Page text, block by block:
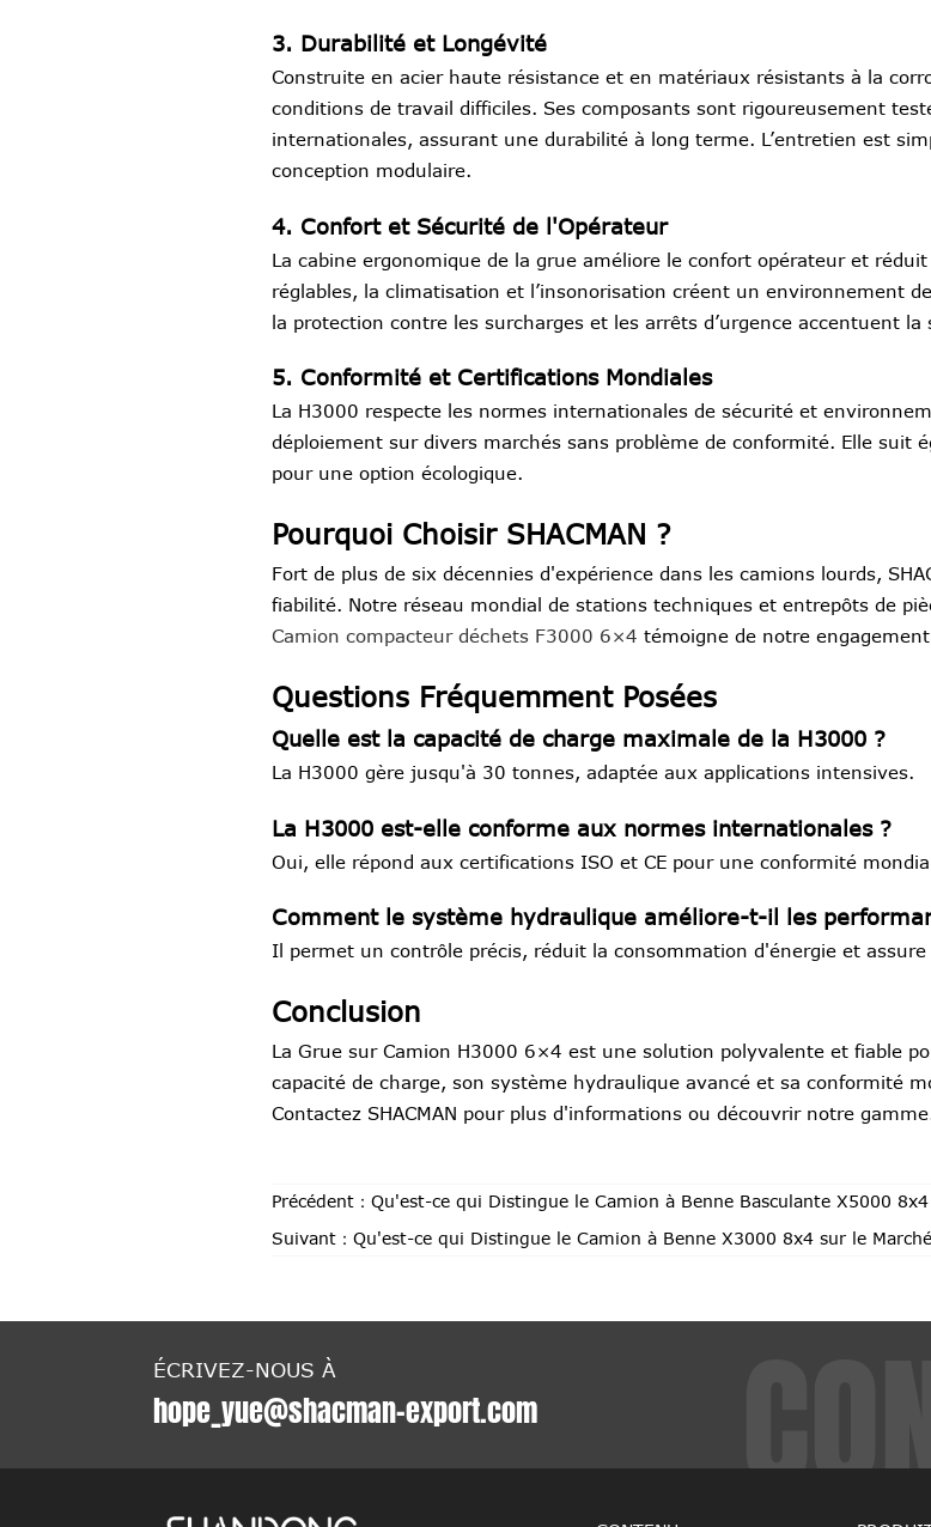
3. Durabilité et Longévité
Construite en acier haute résistance et en matériaux résistants à la
conditions de travail difficiles. Ses composants sont rigoureusement
internationales, assurant une durabilité à long terme. L’entretien est
conception modulaire.
4. Confort et Sécurité de l'Opérateur
La cabine ergonomique de la grue améliore le confort opérateur et
réglables, la climatisation et l’insonorisation créent un environnement
la protection contre les surcharges et les arrêts d’urgence accentuent la
5. Conformité et Certifications Mondiales
La H3000 respecte les normes internationales de sécurité et
déploiement sur divers marchés sans problème de conformité. Elle suit
pour une option écologique.
Pourquoi Choisir SHACMAN ?
Fort de plus de six décennies d'expérience dans les camions lourds,
fiabilité. Notre réseau mondial de stations techniques et entrepôts de
Camion compacteur déchets F3000 6×4 témoigne de notre
Questions Fréquemment Posées
Quelle est la capacité de charge maximale de la H3000 ?
La H3000 gère jusqu'à 30 tonnes, adaptée aux applications intensives.
La H3000 est-elle conforme aux normes internationales ?
Oui, elle répond aux certifications ISO et CE pour une conformité
Comment le système hydraulique améliore-t-il les
Il permet un contrôle précis, réduit la consommation d'énergie et
Conclusion
La Grue sur Camion H3000 6×4 est une solution polyvalente et fiable
capacité de charge, son système hydraulique avancé et sa conformité
Contactez SHACMAN pour plus d'informations ou découvrir notre
Précédent： Qu'est-ce qui Distingue le Camion à Benne Basculante X5000
Suivant： Qu'est-ce qui Distingue le Camion à Benne X3000 8x4 sur le
ÉCRIVEZ-NOUS À
hope_yue@shacman-export.com